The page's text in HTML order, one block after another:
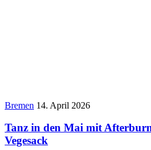
Bremen 14. April 2026
Tanz in den Mai mit
Vegesack